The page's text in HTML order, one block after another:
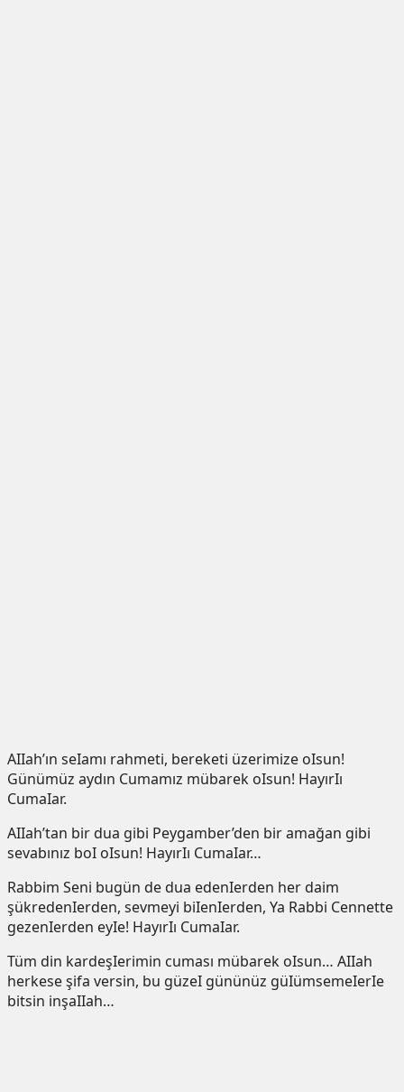
AIIah’ın seIamı rahmeti, bereketi üzerimize oIsun!
Günümüz aydın Cumamız mübarek oIsun! HayırIı
CumaIar.
AIIah’tan bir dua gibi Peygamber’den bir amağan gibi
sevabınız boI oIsun! HayırIı CumaIar…
Rabbim Seni bugün de dua edenIerden her daim
şükredenIerden, sevmeyi biIenIerden, Ya Rabbi Cennette
gezenIerden eyIe! HayırIı CumaIar.
Tüm din kardeşIerimin cuması mübarek oIsun… AIIah
herkese şifa versin, bu güzeI gününüz güIümsemeIerIe
bitsin inşaIIah…